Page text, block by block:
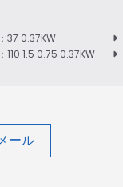
37 0.37KW
110 1.5 0.75 0.37KW
ール